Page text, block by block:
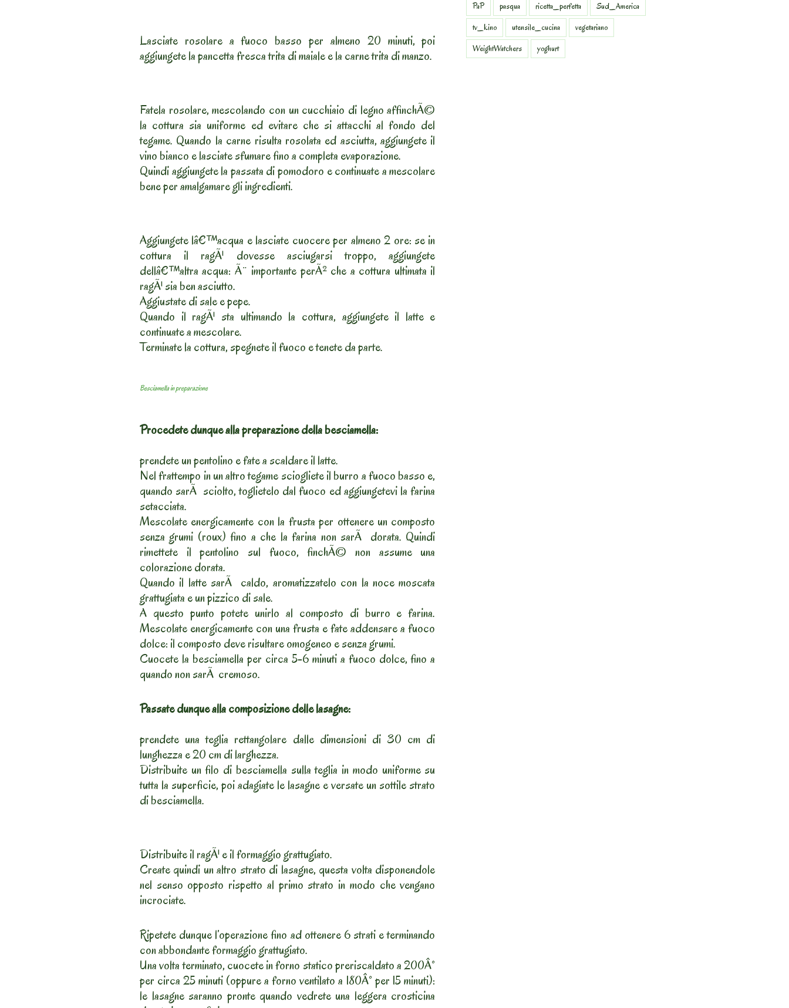
Lasciate rosolare a fuoco basso per almeno 20 minuti, poi
aggiungete la pancetta fresca trita di maiale e la carne trita di manzo.
Fatela rosolare, mescolando con un cucchiaio di legno affinchÃ©
la cottura sia uniforme ed evitare che si attacchi al fondo del
tegame. Quando la carne risulta rosolata ed asciutta, aggiungete il
vino bianco e lasciate sfumare fino a completa evaporazione.
Quindi aggiungete la passata di pomodoro e continuate a mescolare
bene per amalgamare gli ingredienti.
Aggiungete lâ€™acqua e lasciate cuocere per almeno 2 ore: se in
cottura il ragÃ¹ dovesse asciugarsi troppo, aggiungete
dellâ€™altra acqua: Ã¨ importante perÃ² che a cottura ultimata il
ragÃ¹ sia ben asciutto.
Aggiustate di sale e pepe.
Quando il ragÃ¹ sta ultimando la cottura, aggiungete il latte e
continuate a mescolare.
Terminate la cottura, spegnete il fuoco e tenete da parte.
Besciamella in preparazione
Procedete dunque alla preparazione della besciamella:
prendete un pentolino e fate a scaldare il latte.
Nel frattempo in un altro tegame sciogliete il burro a fuoco basso e,
quando sarÃ sciolto, toglietelo dal fuoco ed aggiungetevi la farina
setacciata.
Mescolate energicamente con la frusta per ottenere un composto
senza grumi (roux) fino a che la farina non sarÃ dorata. Quindi
rimettete il pentolino sul fuoco, finchÃ© non assume una
colorazione dorata.
Quando il latte sarÃ caldo, aromatizzatelo con la noce moscata
grattugiata e un pizzico di sale.
A questo punto potete unirlo al composto di burro e farina.
Mescolate energicamente con una frusta e fate addensare a fuoco
dolce: il composto deve risultare omogeneo e senza grumi.
Cuocete la besciamella per circa 5-6 minuti a fuoco dolce, fino a
quando non sarÃ cremoso.
Passate dunque alla composizione delle lasagne:
prendete una teglia rettangolare dalle dimensioni di 30 cm di
lunghezza e 20 cm di larghezza.
Distribuite un filo di besciamella sulla teglia in modo uniforme su
tutta la superficie, poi adagiate le lasagne e versate un sottile strato
di besciamella.
Distribuite il ragÃ¹ e il formaggio grattugiato.
Create quindi un altro strato di lasagne, questa volta disponendole
nel senso opposto rispetto al primo strato in modo che vengano
incrociate.
Ripetete dunque l’operazione fino ad ottenere 6 strati e terminando
con abbondante formaggio grattugiato.
Una volta terminato, cuocete in forno statico preriscaldato a 200Â°
per circa 25 minuti (oppure a forno ventilato a 180Â° per 15 minuti):
le lasagne saranno pronte quando vedrete una leggera crosticina
PaP
pasqua ricetta_perfetta
Sud_America
tv_kino
utensile_cucina
vegetariano
WeightWatchers
yoghurt